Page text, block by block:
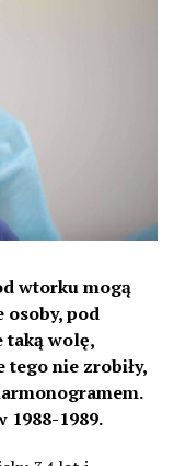
wtorku mogą
osoby, pod
taką wolę,
tego nie zrobiły,
1988-1989.